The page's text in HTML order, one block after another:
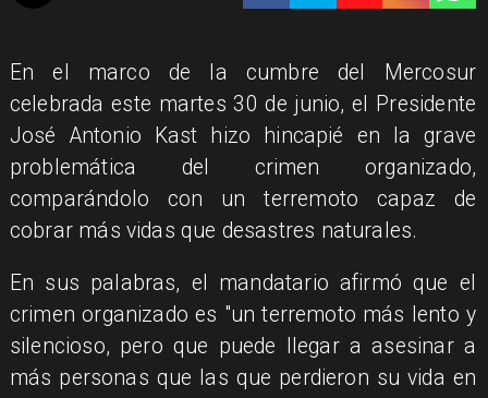
En el marco de la cumbre del Mercosur
celebrada este martes 30 de junio, el Presidente
José Antonio Kast hizo hincapié en la grave
problemática del crimen organizado,
comparándolo con un terremoto capaz de
cobrar más vidas que desastres naturales.
En sus palabras, el mandatario afirmó que el
crimen organizado es "un terremoto más lento y
silencioso, pero que puede llegar a asesinar a
más personas que las que perdieron su vida en